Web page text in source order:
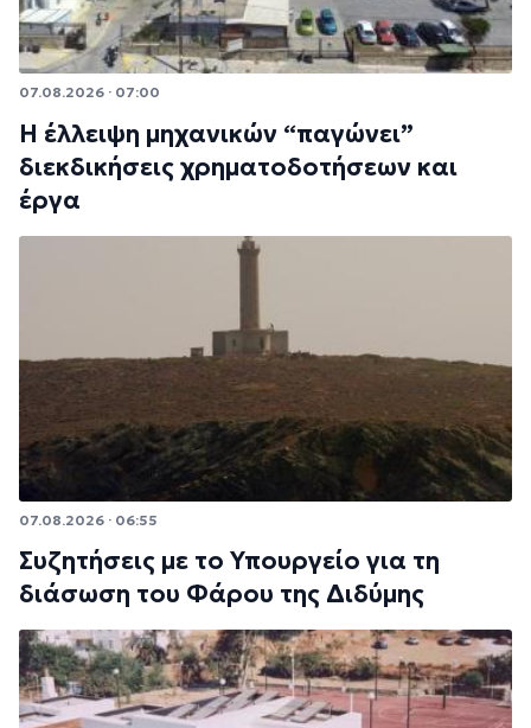
07.08.2026 · 07:00
Η έλλειψη μηχανικών “παγώνει”
διεκδικήσεις χρηματοδοτήσεων και
έργα
07.08.2026 · 06:55
Συζητήσεις με το Υπουργείο για τη
διάσωση του Φάρου της Διδύμης